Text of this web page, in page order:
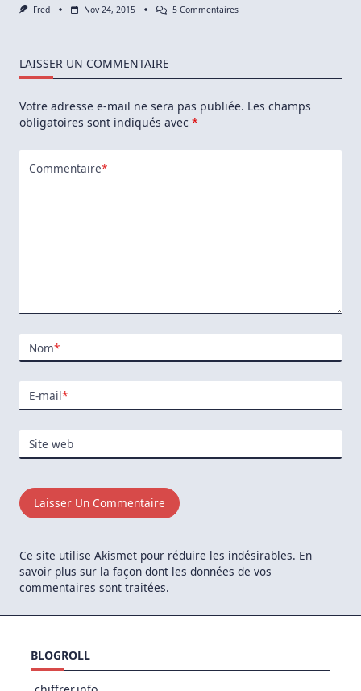
Fred Nov 24, 2015 5 CommentairesSur
Pour
L’heure
LAISSER UN COMMENTAIRE
Votre adresse e-mail ne sera pas publiée. Les champs
obligatoires sont indiqués avec *
Commentaire*
Nom*
E-mail*
Site web
Ce site utilise Akismet pour réduire les indésirables. En
savoir plus sur la façon dont les données de vos
commentaires sont traitées.
BLOGROLL